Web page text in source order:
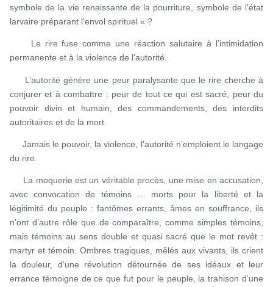
symbole de la vie renaissante de la pourriture, symbole de l’état
larvaire préparant l’envol spirituel « ?
Le rire fuse comme une réaction salutaire à l’intimidation
permanente et à la violence de l’autorité.
L’autorité génère une peur paralysante que le rire cherche à
conjurer et à combattre : peur de tout ce qui est sacré, peur du
pouvoir divin et humain, des commandements, des interdits
autoritaires et de la mort.
Jamais le pouvoir, la violence, l’autorité n’emploient le langage
du rire.
La moquerie est un véritable procès, une mise en accusation,
avec convocation de témoins … morts pour la liberté et la
légitimité du peuple : fantômes errants, âmes en souffrance, ils
n’ont d’autre rôle que de comparaître, comme simples témoins,
mais témoins au sens double et quasi sacré que le mot revêt :
martyr et témoin. Ombres tragiques, mêlés aux vivants, ils crient
la douleur, d’une révolution détournée de ses idéaux et leur
errance témoigne de ce que fut pour le peuple, la trahison d’une